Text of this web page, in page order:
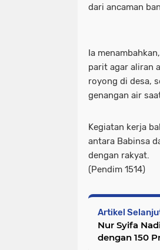
dari ancaman
Ia
parit agar aliran
royong di desa,
genangan air
Kegiatan kerja
antara Babinsa
dengan rakyat.
(Pendim 1514)
Artikel
Nur Syifa
dengan 150